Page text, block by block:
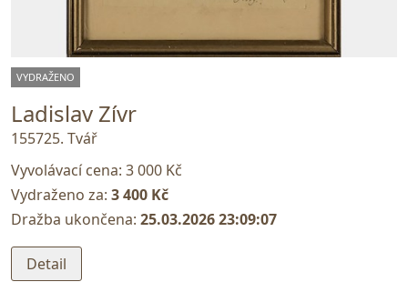
VYDRAŽENO
Ladislav Zívr
155725. Tvář
Vyvolávací cena: 3 000 Kč
Vydraženo za: 3 400 Kč
Dražba ukončena: 25.03.2026 23:09:07
Detail